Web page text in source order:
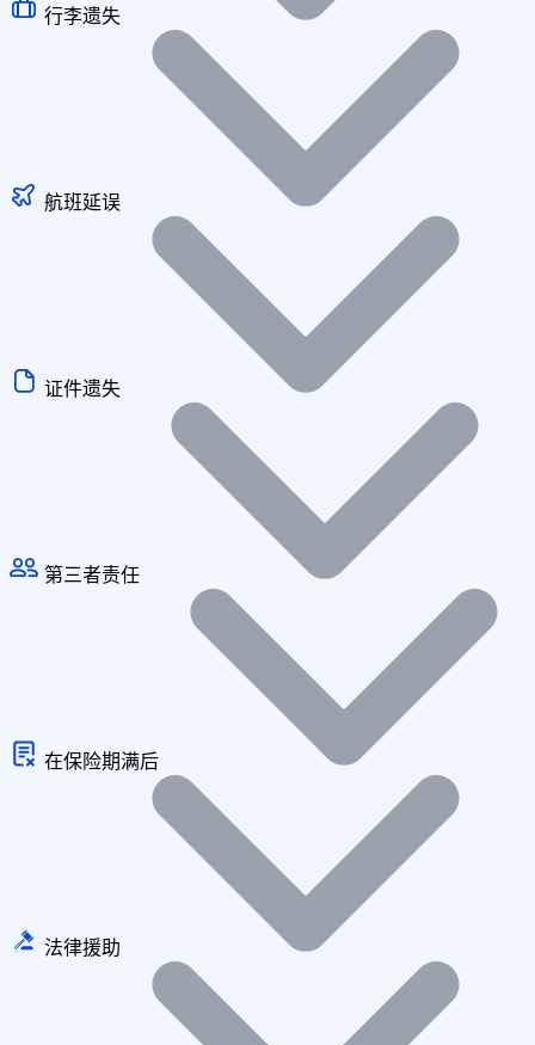
行李遗失
航班延误
证件遗失
第三者责任
在保险期满后
法律援助